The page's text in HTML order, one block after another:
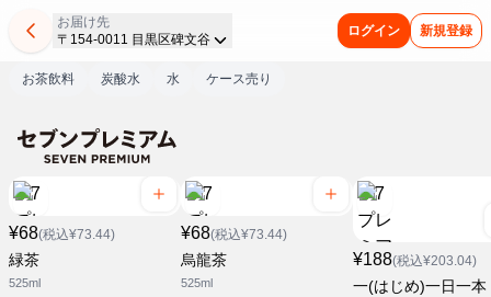
お届け先
〒154-0011 目黒区碑文谷
ログイン 新規登録
お茶飲料 炭酸水 水 ケース売り
¥68(税込¥73.44)
緑茶
525ml
¥68(税込¥73.44)
烏龍茶
525ml
¥188(税込¥203.04)
一(はじめ)一日一本